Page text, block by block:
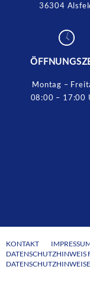
36304
Montag –
08:00 – 17:00
KONTAKT
DATENSCHUTZHINWEIS